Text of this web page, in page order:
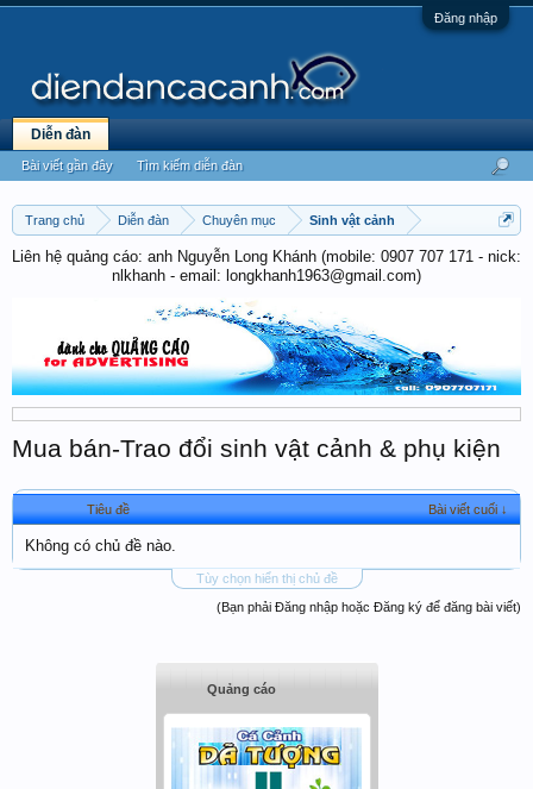
Đăng nhập
Trang chủ Diễn đàn Chuyên mục Sinh vật cảnh
Liên hệ quảng cáo: anh Nguyễn Long Khánh (mobile: 0907 707 171 - nick:
nlkhanh - email: longkhanh1963@gmail.com)
Mua bán-Trao đổi sinh vật cảnh & phụ kiện
Tiêu đề Bài viết cuối ↓
Không có chủ đề nào.
Tùy chọn hiển thị chủ đề
(Bạn phải Đăng nhập hoặc Đăng ký để đăng bài viết)
Quảng cáo
Diễn đàn
Bài viết gần đây Tìm kiếm diễn đàn